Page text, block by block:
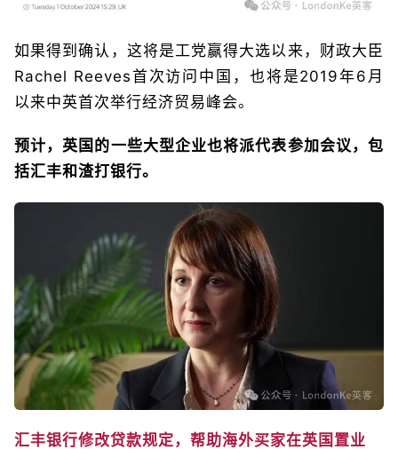
如果得到确认，这将是工党赢得大选以来，财政大臣
Rachel Reeves首次访问中国，也将是2019年6月
以来中英首次举行经济贸易峰会。
预计，英国的一些大型企业也将派代表参加会议，包
括汇丰和渣打银行。
汇丰银行修改贷款规定，帮助海外买家在英国置业